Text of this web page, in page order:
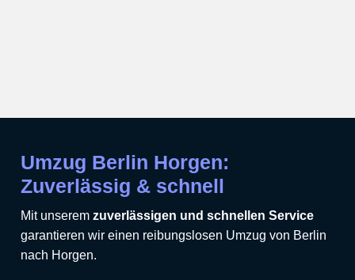
Umzug Berlin Horgen:
Zuverlässig & schnell
Mit unserem zuverlässigen und schnellen Service
garantieren wir einen reibungslosen Umzug von Berlin
nach Horgen.